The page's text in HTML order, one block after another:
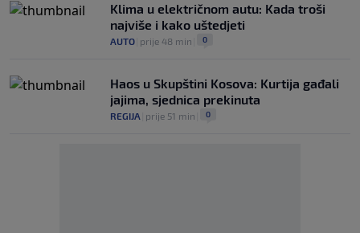
Klima u električnom autu: Kada troši
najviše i kako uštedjeti
AUTO prije 48 min 0
Haos u Skupštini Kosova: Kurtija gađali
jajima, sjednica prekinuta
REGIJA prije 51 min 0